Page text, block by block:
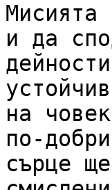
и да
на
по-
сърце